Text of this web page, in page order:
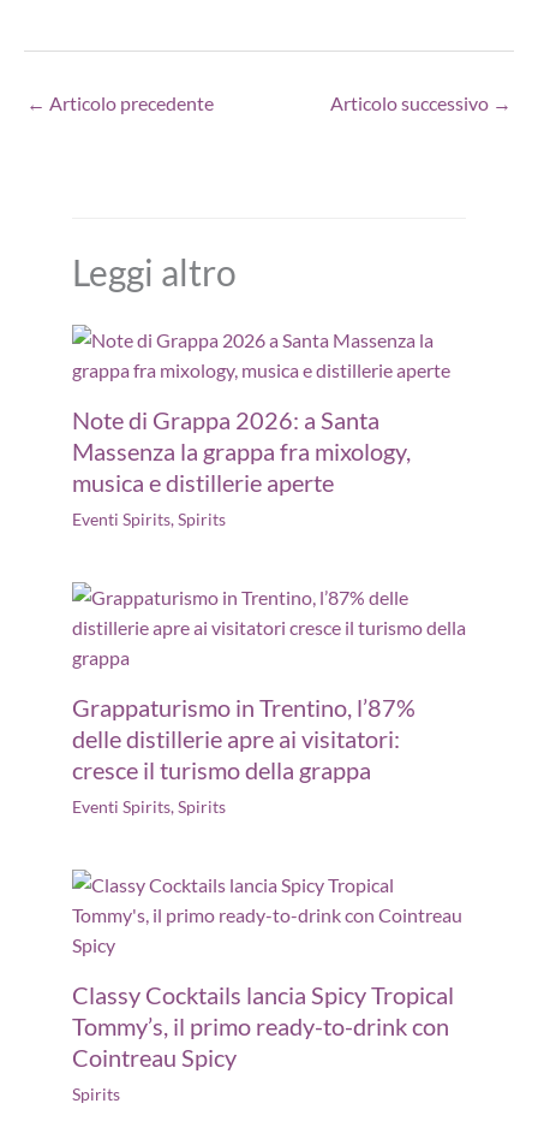
← Articolo precedente Articolo successivo →
Leggi altro
Note di Grappa 2026: a Santa
Massenza la grappa fra mixology,
musica e distillerie aperte
Eventi Spirits,Spirits
Grappaturismo in Trentino, l’87%
delle distillerie apre ai visitatori:
cresce il turismo della grappa
Eventi Spirits,Spirits
Classy Cocktails lancia Spicy Tropical
Tommy’s, il primo ready-to-drink con
Cointreau Spicy
Spirits